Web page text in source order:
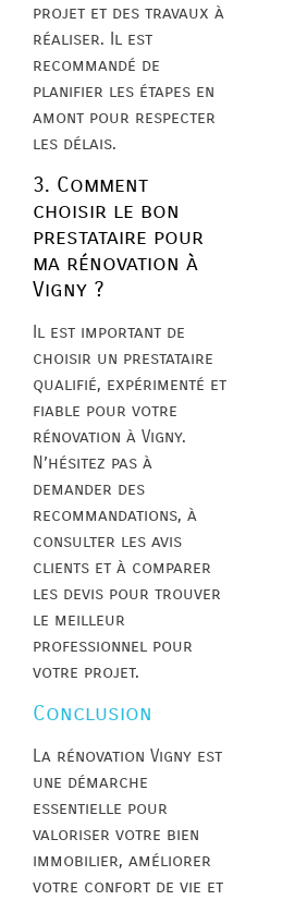
projet et des travaux à
réaliser. Il est
recommandé de
planifier les étapes en
amont pour respecter
les délais.
3. Comment
choisir le bon
prestataire pour
ma rénovation à
Vigny ?
Il est important de
choisir un prestataire
qualifié, expérimenté et
fiable pour votre
rénovation à Vigny.
N’hésitez pas à
demander des
recommandations, à
consulter les avis
clients et à comparer
les devis pour trouver
le meilleur
professionnel pour
votre projet.
Conclusion
La rénovation Vigny est
une démarche
essentielle pour
valoriser votre bien
immobilier, améliorer
votre confort de vie et